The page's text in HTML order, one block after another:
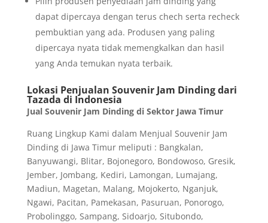
dapat dipercaya dengan terus chech serta recheck
pembuktian yang ada. Produsen yang paling
dipercaya nyata tidak memengkalkan dan hasil
yang Anda temukan nyata terbaik.
Lokasi Penjualan Souvenir Jam Dinding dari
Tazada di Indonesia
Jual Souvenir Jam Dinding di Sektor Jawa Timur
Ruang Lingkup Kami dalam Menjual Souvenir Jam
Dinding di Jawa Timur meliputi : Bangkalan,
Banyuwangi, Blitar, Bojonegoro, Bondowoso, Gresik,
Jember, Jombang, Kediri, Lamongan, Lumajang,
Madiun, Magetan, Malang, Mojokerto, Nganjuk,
Ngawi, Pacitan, Pamekasan, Pasuruan, Ponorogo,
Probolinggo, Sampang, Sidoarjo, Situbondo,